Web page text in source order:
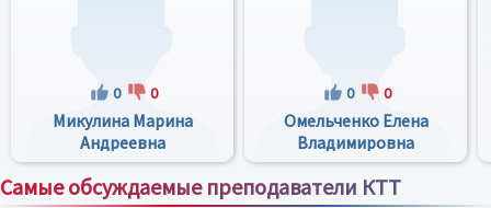
0 0
Микулина Марина
Андреевна
0 0
Омельченко Елена
Владимировна
Самые обсуждаемые преподаватели КТТ